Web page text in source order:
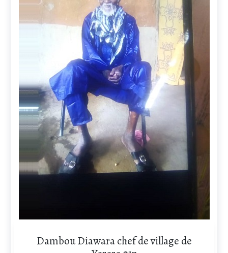
Dambou Diawara chef de village de